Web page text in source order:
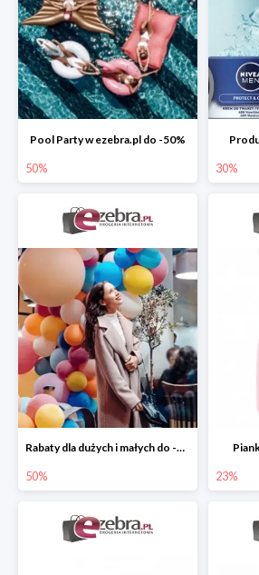
Pool Party w ezebra.pl do -50%
50% 30%
Rabaty dla dużych i małych do -50%
50% 23%